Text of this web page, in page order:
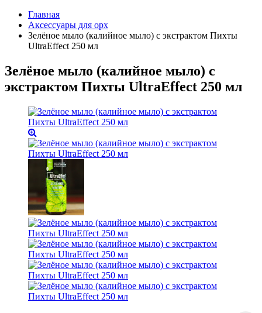
Главная
Аксессуары для орх
Зелёное мыло (калийное мыло) с экстрактом Пихты
UltraEffect 250 мл
Зелёное мыло (калийное мыло) с
экстрактом Пихты UltraEffect 250 мл